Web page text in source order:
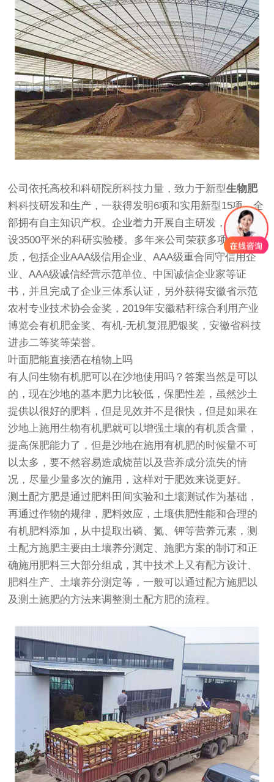
公司依托高校和科研院所科技力量，致力于新型生物肥
料科技研发和生产，一获得发明6项和实用新型15项，全
部拥有自主知识产权。企业着力开展自主研发，正在建
设3500平米的科研实验楼。多年来公司荣获多项荣誉资
质，包括企业AAA级信用企业、AAA级重合同守信用企
业、AAA级诚信经营示范单位、中国诚信企业家等证
书，并且完成了企业三体系认证，另外获得安徽省示范
农村专业技术协会金奖，2019年安徽秸秆综合利用产业
博览会有机肥金奖、有机-无机复混肥银奖，安徽省科技
进步二等奖等荣誉。
叶面肥能直接洒在植物上吗
有人问生物有机肥可以在沙地使用吗？答案当然是可以
的，现在沙地的基本肥力比较低，保肥性差，虽然沙土
提供以很好的肥料，但是见效并不是很快，但是如果在
沙地上施用生物有机肥就可以增强土壤的有机质含量，
提高保肥能力了，但是沙地在施用有机肥的时候量不可
以太多，要不然容易造成烧苗以及营养成分流失的情
况，尽量少量多次的施用，这样对于肥效来说更好。
测土配方肥是通过肥料田间实验和土壤测试作为基础，
再通过作物的规律，肥料效应，土壤供肥性能和合理的
有机肥料添加，从中提取出磷、氮、钾等营养元素，测
土配方施肥主要由土壤养分测定、施肥方案的制订和正
确施用肥料三大部分组成，其中技术上又有配方设计、
肥料生产、土壤养分测定等，一般可以通过配方施肥以
及测土施肥的方法来调整测土配方肥的流程。